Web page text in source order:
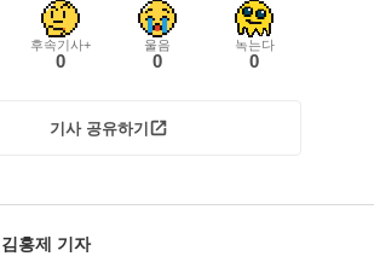
후속기사+
0
울음
0
녹는다
0
기사 공유하기
김홍제 기자